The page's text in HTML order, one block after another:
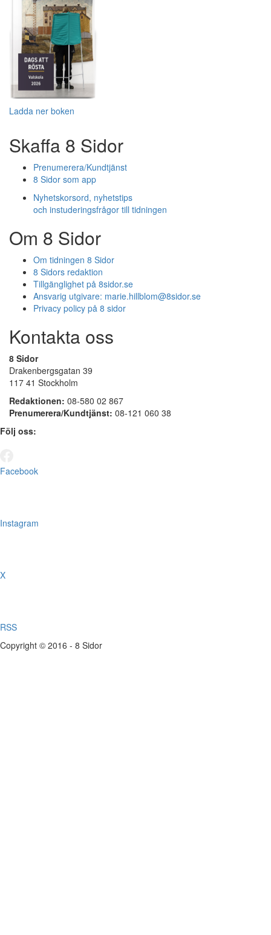
Ladda ner boken
Skaffa 8 Sidor
Prenumerera/Kundtjänst
8 Sidor som app
Nyhetskorsord, nyhetstips
och instuderingsfrågor till tidningen
Om 8 Sidor
Om tidningen 8 Sidor
8 Sidors redaktion
Tillgänglighet på 8sidor.se
Ansvarig utgivare: marie.hillblom@8sidor.se
Privacy policy på 8 sidor
Kontakta oss
8 Sidor
Drakenbergsgatan 39
117 41 Stockholm
Redaktionen: 08-580 02 867
Prenumerera/Kundtjänst: 08-121 060 38
Följ oss:
Facebook
Instagram
X
RSS
Copyright © 2016 - 8 Sidor